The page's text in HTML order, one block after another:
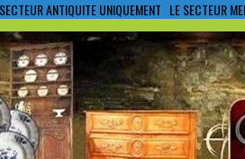
SECTEUR ANTIQUITE UNIQUEMENT LE SECTEUR